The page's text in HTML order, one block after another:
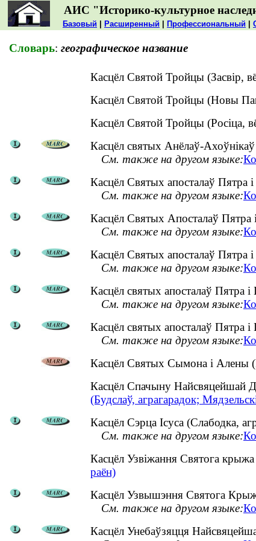
АИС "Историко-культурное
Базовый Расширенный Профессиональный
Словарь: географическое название
Касцёл Святой Тройцы (Засвір,
Касцёл Святой Тройцы (Новы
Касцёл Святой Тройцы (Росіца,
Касцёл святых Анёлаў-Ахоўнікаў
См. также на другом языке:
Касцёл Святых апосталаў Пятра
См. также на другом языке:
Касцёл Святых Апосталаў Пятра
См. также на другом языке:
Касцёл Святых апосталаў Пятра
См. также на другом языке:
Касцёл святых апосталаў Пятра
См. также на другом языке:
Касцёл святых апосталаў Пятра
См. также на другом языке:
Касцёл Святых Сымона і Алены
Касцёл Спачыну Найсвяцейшай
(Будслаў, аграгарадок;
Касцёл Сэрца Ісуса (Слабодка,
См. также на другом языке:
Касцёл Узвіжання Святога
раён)
Касцёл Узвышэння Святога
См. также на другом языке:
Касцёл Унебаўзяцця